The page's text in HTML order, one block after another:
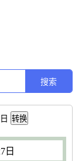
搜索
日 转换
日